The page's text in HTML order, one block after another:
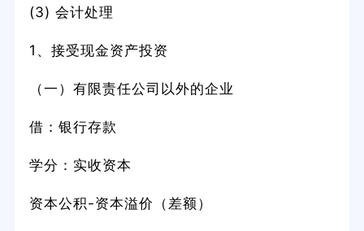
(3) 会计处理
1、接受现金资产投资
（一）有限责任公司以外的企业
借：银行存款
学分：实收资本
资本公积-资本溢价（差额）